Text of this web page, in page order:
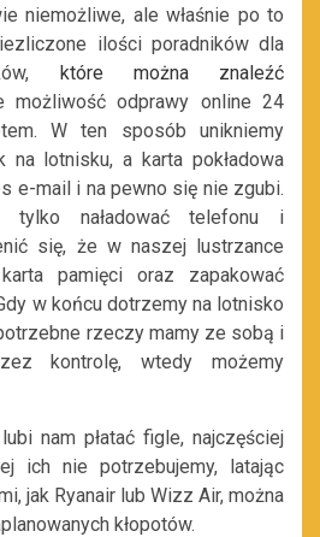
niemożliwe, ale właśnie po to
ilości poradników dla
które można znaleźć
możliwość odprawy online 24
W ten sposób unikniemy
na lotnisku, a karta pokładowa
e-mail i na pewno się nie zgubi.
tylko naładować telefonu i
się, że w naszej lustrzance
pamięci oraz zapakować
w końcu dotrzemy na lotnisko
rzeczy mamy ze sobą i
kontrolę, wtedy możemy
nam płatać figle, najczęściej
ich nie potrzebujemy, latając
jak Ryanair lub Wizz Air, można
kłopotów.